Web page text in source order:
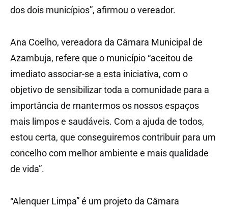
dos dois municípios”, afirmou o vereador.
Ana Coelho, vereadora da Câmara Municipal de
Azambuja, refere que o município “aceitou de
imediato associar-se a esta iniciativa, com o
objetivo de sensibilizar toda a comunidade para a
importância de mantermos os nossos espaços
mais limpos e saudáveis. Com a ajuda de todos,
estou certa, que conseguiremos contribuir para um
concelho com melhor ambiente e mais qualidade
de vida”.
“Alenquer Limpa” é um projeto da Câmara